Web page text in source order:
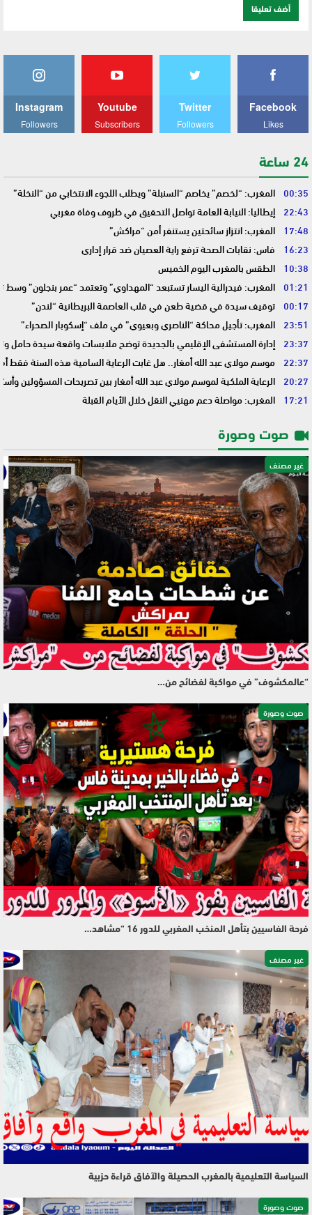
Facebook
Likes
Twitter
Followers
Youtube
Subscribers
Instagram
Followers
24 ساعة
00:35 المغرب: “لخصم” يخاصم “السنبلة” ويطلب اللجوء الانتخابي من “النخلة”
22:43 إيطاليا: النيابة العامة تواصل التحقيق في ظروف وفاة مغربي
17:48 المغرب: انتزاز سائحتين يستنفر أمن “مراكش”
16:23 فاس: نقابات الصحة ترفع راية العصيان ضد قرار إداري
10:38 الطقس بالمغرب اليوم الخميس
01:21 المغرب: فيدرالية اليسار تستبعد “المهداوي” وتعتمد “عمر بنجلون”
00:17 توقيف سيدة في قضية طعن في قلب العاصمة البريطانية “لندن”
23:51 المغرب: تأجيل محاكة “الناصري وبعيوي” في ملف “إسكوبار الصحراء”
23:37 إدارة المستشفى الإقليمي بالجديدة توضح ملابسات واقعة سيدة حامل
22:37 موسم مولاي عبد الله أمغار.. هل غابت الرعاية السامية هذه السنة فقط
20:27 الرعاية الملكية لموسم مولاي عبد الله أمغار بين تصريحات المسؤولين
17:21 المغرب: مواصلة دعم مهنيي النقل خلال الأيام القبلة
صوت وصورة
غير مصنف
“عالمكشوف” في مواكبة لفضائح من…
صوت وصورة
فرحة الفاسيين بتأهل المنخب المغربي للدور 16 “مشاهد…
غير مصنف
السياسة التعليمية بالمغرب الحصيلة والآفاق قراءة حزبية
صوت وصورة